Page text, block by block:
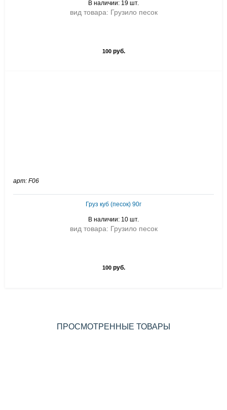
В наличии: 19 шт.
вид товара: Грузило песок
100руб.
арт: F06
Груз куб (песок) 90г
В наличии: 10 шт.
вид товара: Грузило песок
100руб.
ПРОСМОТРЕННЫЕ ТОВАРЫ